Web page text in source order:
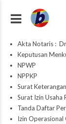
Akta Notaris :
Keputusan
NPWP
NPPKP
Surat
Surat Izin Usaha
Tanda Daftar
Izin Operasional